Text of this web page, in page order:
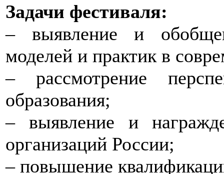
Задачи фестиваля:
– выявление и
моделей и практик в
– рассмотрение
образования;
– выявление и
организаций России;
– повышение